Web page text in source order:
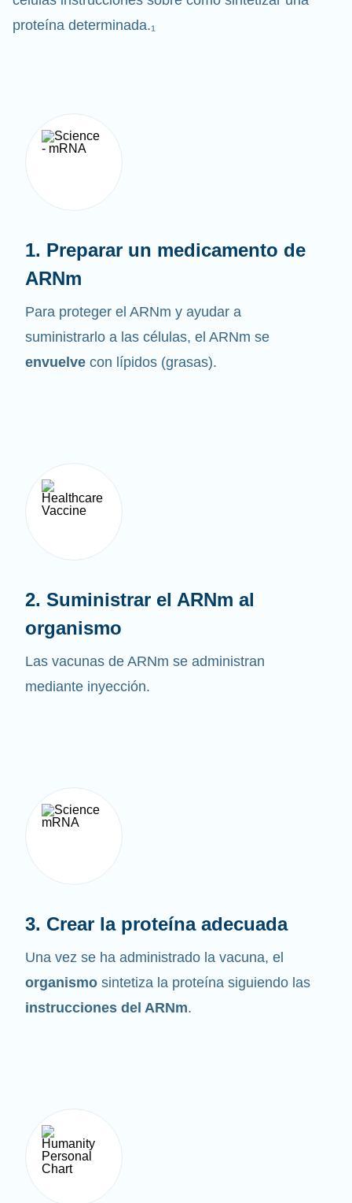
células instrucciones sobre cómo sintetizar una
proteína determinada.₁
1. Preparar un medicamento de
ARNm
Para proteger el ARNm y ayudar a
suministrarlo a las células, el ARNm se
envuelve con lípidos (grasas).
2. Suministrar el ARNm al
organismo
Las vacunas de ARNm se administran
mediante inyección.
3. Crear la proteína adecuada
Una vez se ha administrado la vacuna, el
organismo sintetiza la proteína siguiendo las
instrucciones del ARNm.